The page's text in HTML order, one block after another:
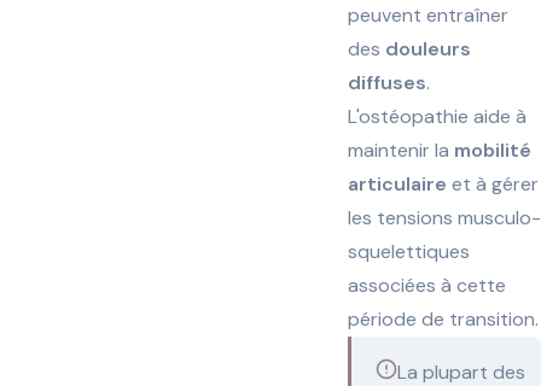
peuvent entraîner
des douleurs
diffuses.
L'ostéopathie aide à
maintenir la mobilité
articulaire et à gérer
les tensions musculo-
squelettiques
associées à cette
période de transition.
La plupart des